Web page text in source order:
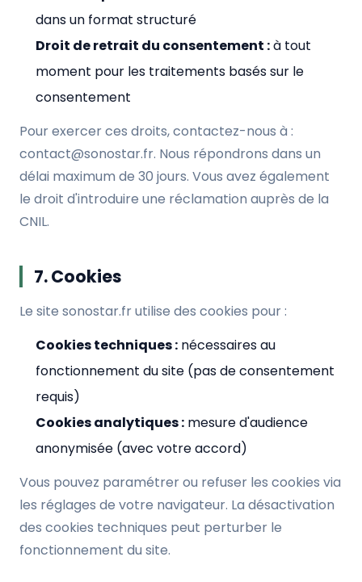
dans un format structuré
Droit de retrait du consentement :à tout
moment pour les traitements basés sur le
consentement
Pour exercer ces droits, contactez-nous à :
contact@sonostar.fr. Nous répondrons dans un
délai maximum de 30 jours. Vous avez également
le droit d'introduire une réclamation auprès de la
CNIL.
7. Cookies
Le site sonostar.fr utilise des cookies pour :
Cookies techniques : nécessaires au
fonctionnement du site (pas de consentement
requis)
Cookies analytiques : mesure d'audience
anonymisée (avec votre accord)
Vous pouvez paramétrer ou refuser les cookies via
les réglages de votre navigateur. La désactivation
des cookies techniques peut perturber le
fonctionnement du site.